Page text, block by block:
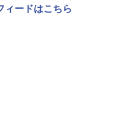
ードはこちら